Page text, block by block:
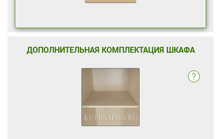
ДОПОЛНИТЕЛЬНАЯ КОМПЛЕКТАЦИЯ ШКАФА